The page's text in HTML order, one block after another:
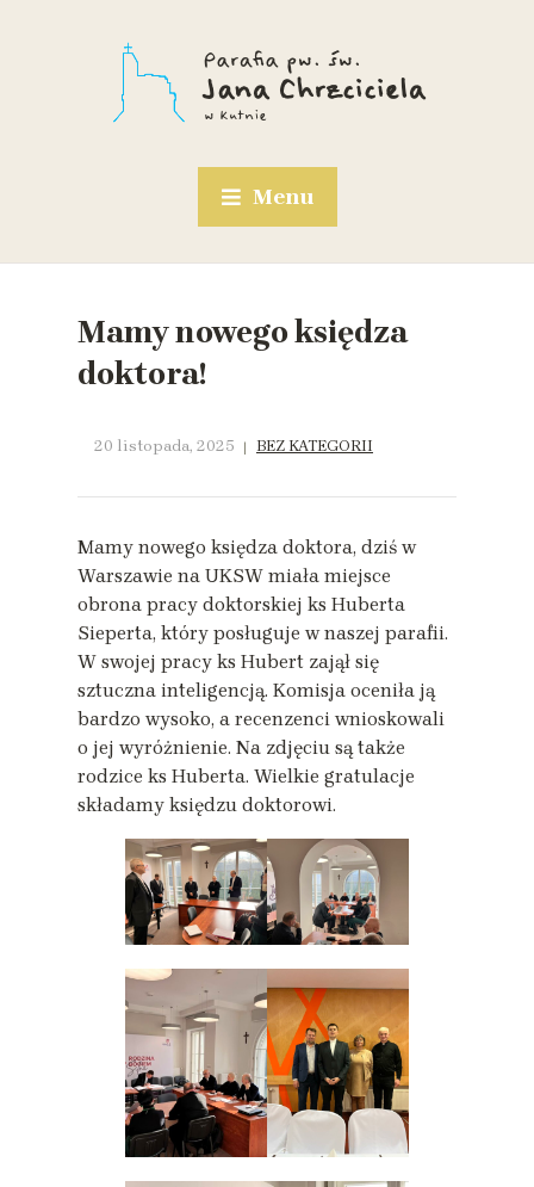
Menu
Mamy nowego księdza
doktora!
20 listopada, 2025 BEZ KATEGORII
Mamy nowego księdza doktora, dziś w
Warszawie na UKSW miała miejsce
obrona pracy doktorskiej ks Huberta
Sieperta, który posługuje w naszej parafii.
W swojej pracy ks Hubert zajął się
sztuczna inteligencją. Komisja oceniła ją
bardzo wysoko, a recenzenci wnioskowali
o jej wyróżnienie. Na zdjęciu są także
rodzice ks Huberta. Wielkie gratulacje
składamy księdzu doktorowi.